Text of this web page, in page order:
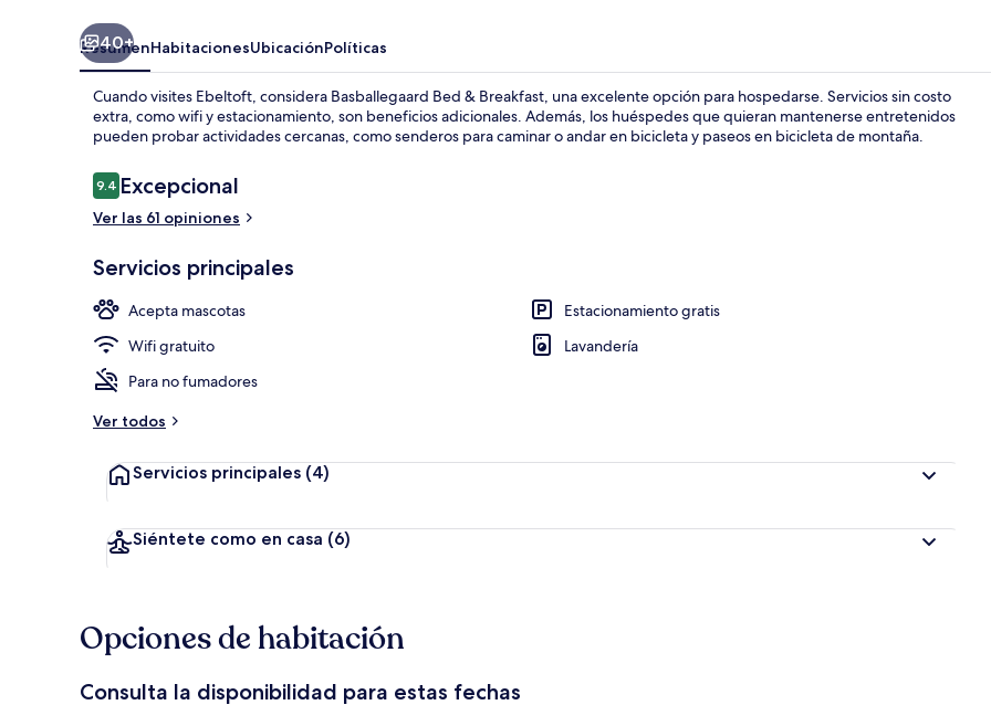
40+
ResumenHabitacionesUbicaciónPolíticas
Cuando visites Ebeltoft, considera Basballegaard Bed & Breakfast, una excelente opción para hospedarse. Servicios sin costo
extra, como wifi y estacionamiento, son beneficios adicionales. Además, los huéspedes que quieran mantenerse entretenidos
pueden probar actividades cercanas, como senderos para caminar o andar en bicicleta y paseos en bicicleta de montaña.
Opiniones
9.49.4 de 10,
Excepcional
Ver las 61 opiniones
Servicios principales
Acepta mascotas
Estacionamiento gratis
Wifi gratuito
Lavandería
Para no fumadores
Ver todos
Servicios principales (4)
Siéntete como en casa (6)
Opciones de habitación
Consulta la disponibilidad para estas fechas